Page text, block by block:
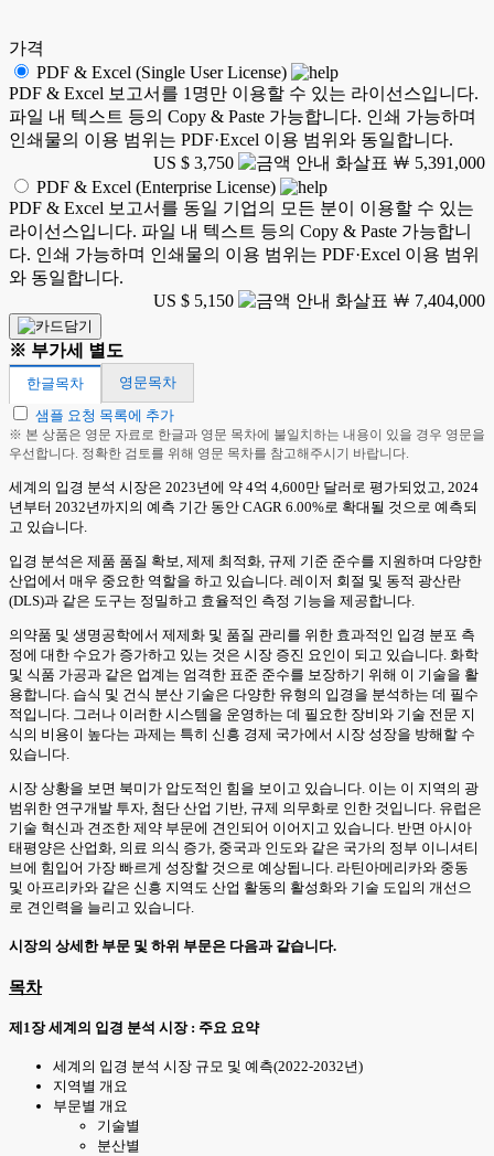
가격
PDF & Excel (Single User License)
PDF & Excel 보고서를 1명만 이용할 수 있는 라이선스입니다.
파일 내 텍스트 등의 Copy & Paste 가능합니다. 인쇄 가능하며
인쇄물의 이용 범위는 PDF·Excel 이용 범위와 동일합니다.
US $ 3,750
￦ 5,391,000
PDF & Excel (Enterprise License)
PDF & Excel 보고서를 동일 기업의 모든 분이 이용할 수 있는
라이선스입니다. 파일 내 텍스트 등의 Copy & Paste 가능합니
다. 인쇄 가능하며 인쇄물의 이용 범위는 PDF·Excel 이용 범위
와 동일합니다.
US $ 5,150
￦ 7,404,000
※ 부가세 별도
한글목차
영문목차
샘플 요청 목록에 추가
※ 본 상품은 영문 자료로 한글과 영문 목차에 불일치하는 내용이 있을 경우 영문을
우선합니다. 정확한 검토를 위해 영문 목차를 참고해주시기 바랍니다.
세계의 입경 분석 시장은 2023년에 약 4억 4,600만 달러로 평가되었고, 2024
년부터 2032년까지의 예측 기간 동안 CAGR 6.00%로 확대될 것으로 예측되
고 있습니다.
입경 분석은 제품 품질 확보, 제제 최적화, 규제 기준 준수를 지원하며 다양한
산업에서 매우 중요한 역할을 하고 있습니다. 레이저 회절 및 동적 광산란
(DLS)과 같은 도구는 정밀하고 효율적인 측정 기능을 제공합니다.
의약품 및 생명공학에서 제제화 및 품질 관리를 위한 효과적인 입경 분포 측
정에 대한 수요가 증가하고 있는 것은 시장 증진 요인이 되고 있습니다. 화학
및 식품 가공과 같은 업계는 엄격한 표준 준수를 보장하기 위해 이 기술을 활
용합니다. 습식 및 건식 분산 기술은 다양한 유형의 입경을 분석하는 데 필수
적입니다. 그러나 이러한 시스템을 운영하는 데 필요한 장비와 기술 전문 지
식의 비용이 높다는 과제는 특히 신흥 경제 국가에서 시장 성장을 방해할 수
있습니다.
시장 상황을 보면 북미가 압도적인 힘을 보이고 있습니다. 이는 이 지역의 광
범위한 연구개발 투자, 첨단 산업 기반, 규제 의무화로 인한 것입니다. 유럽은
기술 혁신과 견조한 제약 부문에 견인되어 이어지고 있습니다. 반면 아시아
태평양은 산업화, 의료 의식 증가, 중국과 인도와 같은 국가의 정부 이니셔티
브에 힘입어 가장 빠르게 성장할 것으로 예상됩니다. 라틴아메리카와 중동
및 아프리카와 같은 신흥 지역도 산업 활동의 활성화와 기술 도입의 개선으
로 견인력을 늘리고 있습니다.
시장의 상세한 부문 및 하위 부문은 다음과 같습니다.
목차
제1장 세계의 입경 분석 시장 : 주요 요약
세계의 입경 분석 시장 규모 및 예측(2022-2032년)
지역별 개요
부문별 개요
기술별
분산별